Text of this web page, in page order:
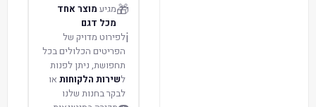
🎁מגיע מוצר אחד
מכל דגם
ℹ️לפירוט מדויק של
הפריטים הכלולים בכל
תחפושת, ניתן לפנות
לשירות הלקוחות או
לבקר בחנות שלנו